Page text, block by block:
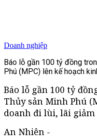
Doanh nghiệp
Báo lỗ gần 100 tỷ đồng
Phú (MPC) lên kế hoạch
Báo lỗ gần 100 tỷ
Thủy sản Minh Phú
doanh đi lùi, lãi giảm
An Nhiên -